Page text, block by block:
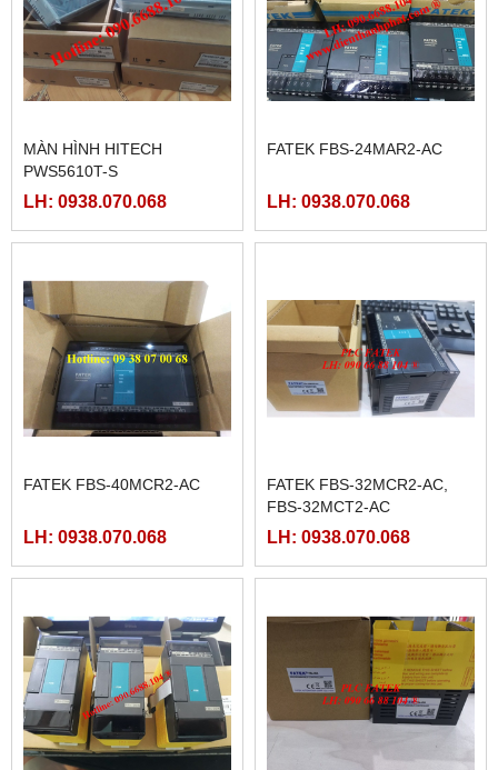
MÀN HÌNH HITECH
PWS5610T-S
LH: 0938.070.068
FATEK FBS-24MAR2-AC
LH: 0938.070.068
FATEK FBS-40MCR2-AC
LH: 0938.070.068
FATEK FBS-32MCR2-AC,
FBS-32MCT2-AC
LH: 0938.070.068